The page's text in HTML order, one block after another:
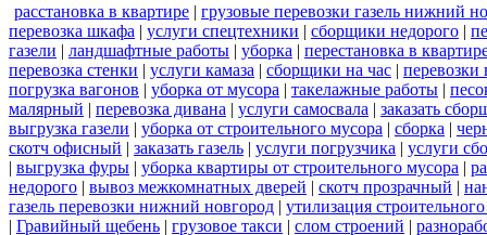
расстановка в квартире | грузовые перевозки газель нижний
перевозка шкафа | услуги спецтехники | сборщики недорого |
газели | ландшафтные работы | уборка | перестановка в
перевозка стенки | услуги камаза | сборщики на час | перевозки
погрузка вагонов | уборка от мусора | такелажные работы |
малярный | перевозка дивана | услуги самосвала | заказать
выгрузка газели | уборка от строительного мусора | сборка |
скотч офисный | заказать газель | услуги погрузчика | услуги
| выгрузка фуры | уборка квартиры от строительного мусора |
недорого | вывоз межкомнатных дверей | скотч прозрачный |
газель перевозки нижний новгород | утилизация
| Гравийный щебень | грузовое такси | слом строений |